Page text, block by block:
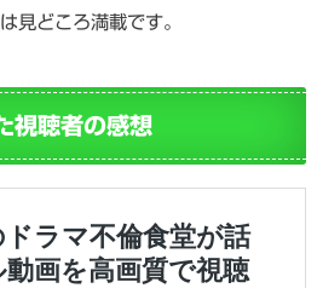
見どころ満載です。
視聴者の感想